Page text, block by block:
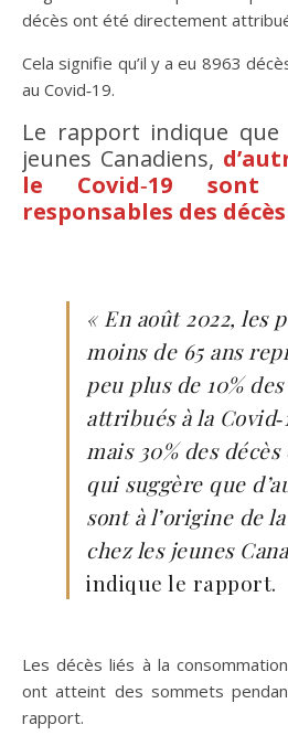
décès ont été directement
Cela signifie qu’il y a eu 8963
au Covid‑19.
Le rapport indique que
jeunes Canadiens,
le Covid‑19 sont
responsables des
« En août 2022, les
moins de 65 ans
peu plus de 10%
attribués à la
mais 30% des
qui suggère que
sont à l’origine de
chez les jeunes
indique le rapport.
Les décès liés à la
ont atteint des sommets
rapport.